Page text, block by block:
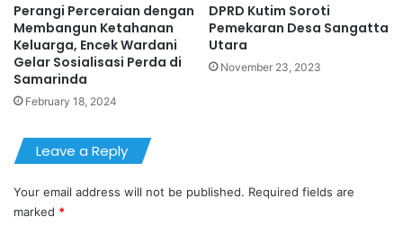
Perangi Perceraian dengan
Membangun Ketahanan
Keluarga, Encek Wardani
Gelar Sosialisasi Perda di
Samarinda
February 18, 2024
DPRD Kutim Soroti
Pemekaran Desa Sangatta
Utara
November 23, 2023
Leave a Reply
Your email address will not be published. Required fields are
marked *